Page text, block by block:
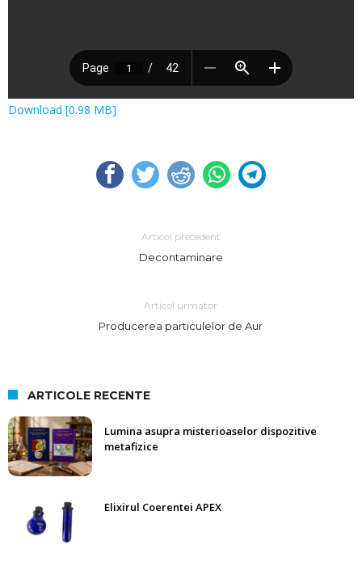
Download [0.98 MB]
Articol precedent
Decontaminare
Articol urmator
Producerea particulelor de Aur
ARTICOLE RECENTE
Lumina asupra misterioaselor dispozitive
metafizice
Elixirul Coerentei APEX